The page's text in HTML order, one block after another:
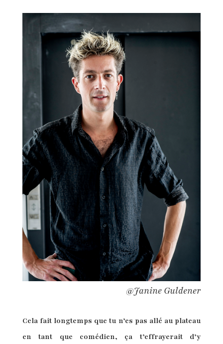
@Janine Guldener
Cela fait longtemps que tu n’es pas allé au plateau
en tant que comédien, ça t’effrayerait d’y